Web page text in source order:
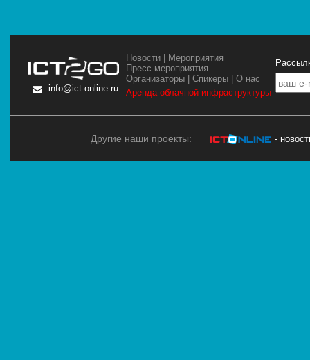
info@ict-online.ru
Новости
Мероприятия
Пресс-мероприятия
Организаторы |Спикеры |О нас
Аренда облачной инфраструктуры
Другие наши проекты: -